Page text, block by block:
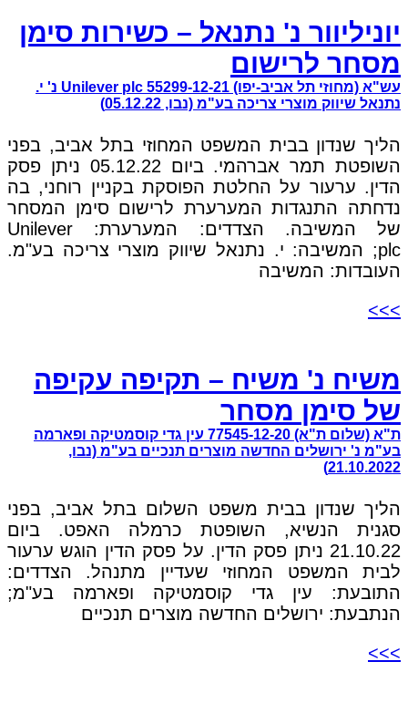
יוניליוור נ' נתנאל – כשירות סימן
מסחר לרישום
עש"א (מחוזי תל אביב-יפו) 55299-12-21 Unilever plc נ' י.
נתנאל שיווק מוצרי צריכה בע"מ (נבו, 05.12.22)
הליך שנדון בבית המשפט המחוזי בתל אביב, בפני
השופטת תמר אברהמי. ביום 05.12.22 ניתן פסק
הדין. ערעור על החלטת הפוסקת בקניין רוחני, בה
נדחתה התנגדות המערערת לרישום סימן המסחר
של המשיבה. הצדדים: המערערת: Unilever
plc; המשיבה: י. נתנאל שיווק מוצרי צריכה בע"מ.
העובדות: המשיבה
>>>
משיח נ' משיח – תקיפה עקיפה
של סימן מסחר
ת"א (שלום ת"א) 77545-12-20 עין גדי קוסמטיקה ופארמה
בע"מ נ' ירושלים החדשה מוצרים תנכיים בע"מ (נבו,
21.10.2022)
הליך שנדון בבית משפט השלום בתל אביב, בפני
סגנית הנשיא, השופטת כרמלה האפט. ביום
21.10.22 ניתן פסק הדין. על פסק הדין הוגש ערעור
לבית המשפט המחוזי שעדיין מתנהל. הצדדים:
התובעת: עין גדי קוסמטיקה ופארמה בע"מ;
הנתבעת: ירושלים החדשה מוצרים תנכיים
>>>